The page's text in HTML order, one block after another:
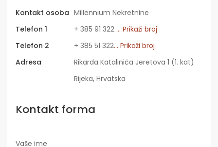
Kontakt osoba Millennium Nekretnine
Telefon 1
+ 385 91 322 ... Prikaži broj
Telefon 2
+ 385 51 322... Prikaži broj
Adresa
Rikarda Katalinića Jeretova 1 (1. kat)
Rijeka, Hrvatska
Kontakt forma
Vaše ime